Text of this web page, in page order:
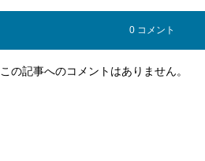
0 コメント
この記事へのコメントはありません。